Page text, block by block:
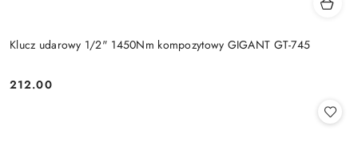
Klucz udarowy 1/2" 1450Nm kompozytowy GIGANT GT-745
Cena:
212.00